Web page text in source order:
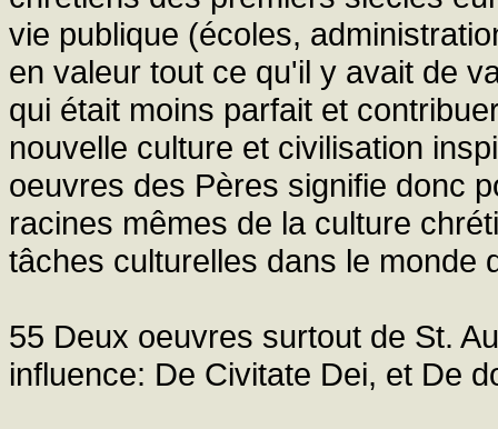
vie publique (écoles,
en valeur tout ce qu'il y avait de
qui était moins parfait et
nouvelle culture et civilisation
oeuvres des Pères signifie donc
racines mêmes de la culture
tâches culturelles dans le monde
55 Deux oeuvres surtout de St.
influence: De Civitate Dei, et De